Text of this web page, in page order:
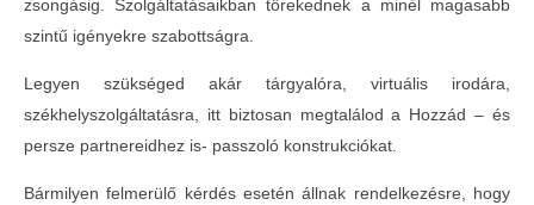
zsongásig. Szolgáltatásaikban törekednek a minél magasabb
szintű igényekre szabottságra.
Legyen szükséged akár tárgyalóra, virtuális irodára,
székhelyszolgáltatásra, itt biztosan megtalálod a Hozzád – és
persze partnereidhez is- passzoló konstrukciókat.
Bármilyen felmerülő kérdés esetén állnak rendelkezésre, hogy